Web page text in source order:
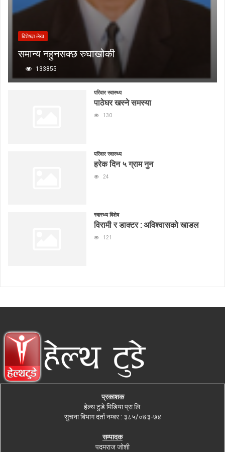
बिशेषज्ञ लेख
समान्य नहुनसक्छ रुघाखोकी
133855
परिवार स्वास्थ्य
पाठेघर खस्ने समस्या
130
परिवार स्वास्थ्य
हरेक दिन ५ ग्राम नुन
24
स्वास्थ्य विशेष
विरामी र डाक्टर : अविश्वासको खाडल
121
प्रकाशक
हेल्थ टुडे मिडिया प्रा.लि.
सुचना बिभाग दर्ता नम्बर : ३८५/०७३-७४
सम्पादक
पदमराज जोशी